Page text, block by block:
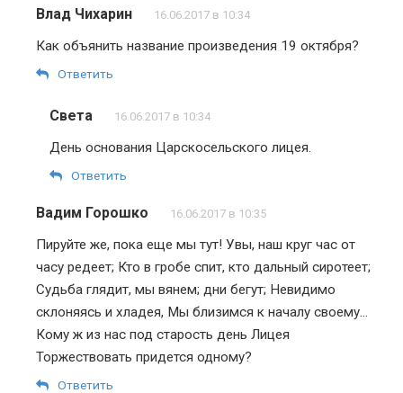
Влад Чихарин 16.06.2017 в 10:34
Как объянить название произведения 19 октября?
Ответить
Света 16.06.2017 в 10:34
День основания Царскосельского лицея.
Ответить
Вадим Горошко 16.06.2017 в 10:35
Пируйте же, пока еще мы тут! Увы, наш круг час от
часу редеет; Кто в гробе спит, кто дальный сиротеет;
Судьба глядит, мы вянем; дни бегут; Невидимо
склоняясь и хладея, Мы близимся к началу своему…
Кому ж из нас под старость день Лицея
Торжествовать придется одному?
Ответить